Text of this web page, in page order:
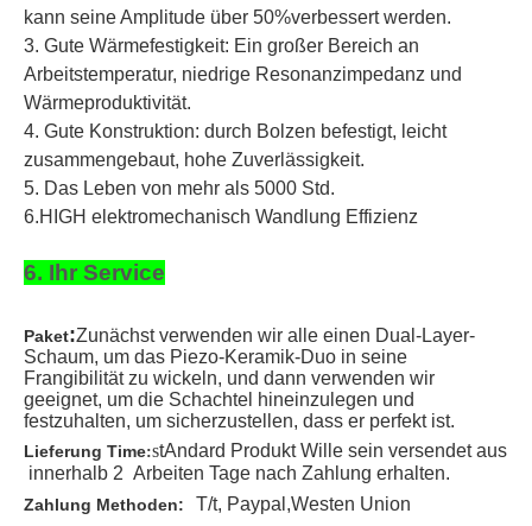
kann seine Amplitude über 50%verbessert werden.
3. Gute Wärmefestigkeit: Ein großer Bereich an
Arbeitstemperatur, niedrige Resonanzimpedanz und
Wärmeproduktivität.
4. Gute Konstruktion: durch Bolzen befestigt, leicht
zusammengebaut, hohe Zuverlässigkeit.
5. Das Leben von mehr als 5000 Std.
6.HIGH elektromechanisch Wandlung Effizienz
6. Ihr Service
Paket:Zunächst verwenden wir alle einen Dual-Layer-
Schaum, um das Piezo-Keramik-Duo in seine
Frangibilität zu wickeln, und dann verwenden wir
geeignet, um die Schachtel hineinzulegen und
festzuhalten, um sicherzustellen, dass er perfekt ist.
Lieferung Time:stAndard Produkt Wille sein versendet aus
innerhalb 2 Arbeiten Tage nach Zahlung erhalten.
Zahlung Methoden: T/t, Paypal,Westen Union